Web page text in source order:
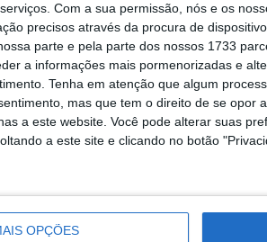
Com a sua permissão, nós e os
precisos através da procura de
parte e pela parte dos nossos 1733
a informações mais pormenorizadas e
Tenha em atenção que algum
mas que tem o direito de se opor
a este website. Você pode alterar suas
a este site e clicando no botão
OPÇÕES
caso o IBAN tenha sido
os proprietários serão
de Portugal para receberem o
das notas que não foram
artigo tem mais de um ano